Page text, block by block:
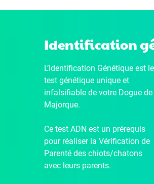
Identification
L’Identification Génétique est le
test génétique unique et
infalsifiable de votre Dogue de
Majorque.
Ce test ADN est un prérequis
pour réaliser la Vérification de
Parenté des chiots/chatons
avec leurs parents.